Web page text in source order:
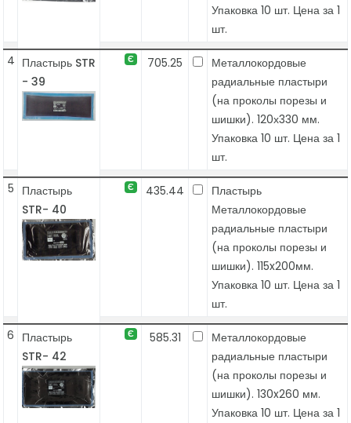
Упаковка 10 шт. Цена за 1
шт.
4 Пластырь STR
- 39
Є 705.25
Металлокордовые
радиальные пластыри
(на проколы порезы и
шишки). 120х330 мм.
Упаковка 10 шт. Цена за 1
шт.
5 Пластырь
STR- 40
Є 435.44
Пластырь
Металлокордовые
радиальные пластыри
(на проколы порезы и
шишки). 115x200мм.
Упаковка 10 шт. Цена за 1
шт.
6 Пластырь
STR- 42
Є 585.31
Металлокордовые
радиальные пластыри
(на проколы порезы и
шишки). 130x260 мм.
Упаковка 10 шт. Цена за 1